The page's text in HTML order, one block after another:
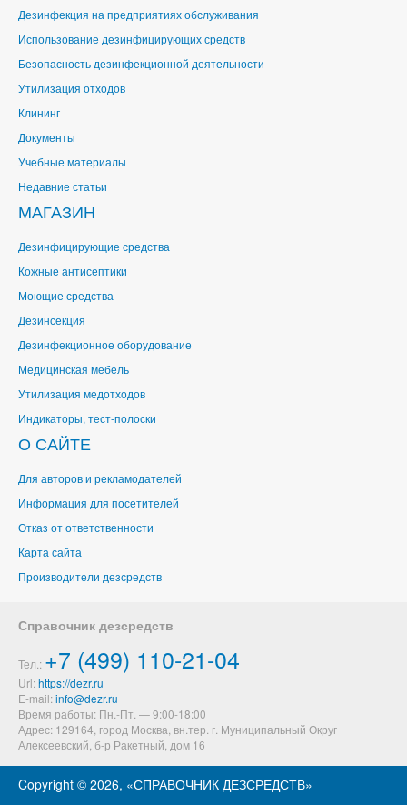
Дезинфекция на предприятиях обслуживания
Использование дезинфицирующих средств
Безопасность дезинфекционной деятельности
Утилизация отходов
Клининг
Документы
Учебные материалы
Недавние статьи
МАГАЗИН
Дезинфицирующие средства
Кожные антисептики
Моющие средства
Дезинсекция
Дезинфекционное оборудование
Медицинская мебель
Утилизация медотходов
Индикаторы, тест-полоски
О САЙТЕ
Для авторов и рекламодателей
Информация для посетителей
Отказ от ответственности
Карта сайта
Производители дезсредств
Справочник дезсредств
Тел.: +7 (499) 110-21-04
Url: https://dezr.ru
E-mail:
Время работы: Пн.-Пт. — 9:00-18:00
Адрес: 129164, город Москва, вн.тер. г. Муниципальный Округ
Алексеевский б-р Ракетный, дом 16
Copyright © 2026, «СПРАВОЧНИК ДЕЗСРЕДСТВ»